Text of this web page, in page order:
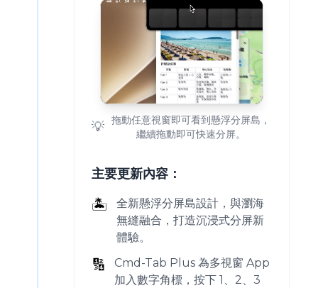
💡 拖動任意視窗即可看到懸浮分屏島，
繼續拖動即可快速分屏。
主要更新內容：
🏝️
全新懸浮分屏島設計，與瀏海
無縫融合，打造沉浸式分屏新
體驗。
🔢
Cmd-Tab Plus 為多視窗 App
加入數字角標，按下 1、2、3